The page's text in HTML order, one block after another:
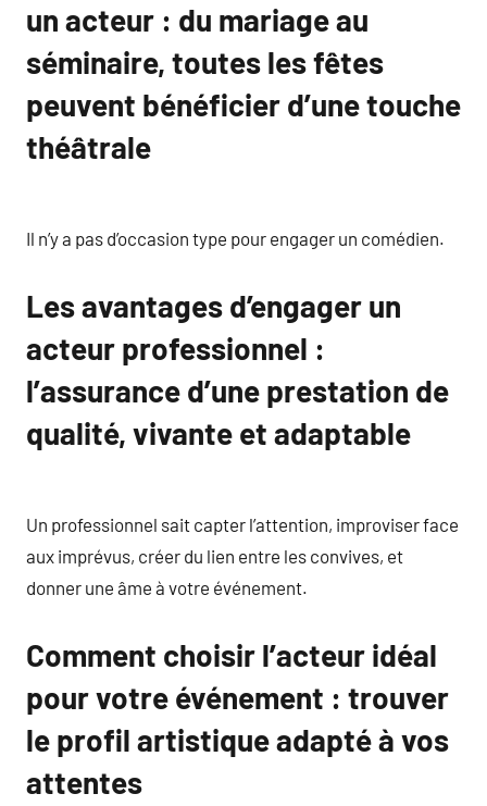
un acteur : du mariage au
séminaire, toutes les fêtes
peuvent bénéficier d’une touche
théâtrale
Il n’y a pas d’occasion type pour engager un comédien.
Les avantages d’engager un
acteur professionnel :
l’assurance d’une prestation de
qualité, vivante et adaptable
Un professionnel sait capter l’attention, improviser face
aux imprévus, créer du lien entre les convives, et
donner une âme à votre événement.
Comment choisir l’acteur idéal
pour votre événement : trouver
le profil artistique adapté à vos
attentes